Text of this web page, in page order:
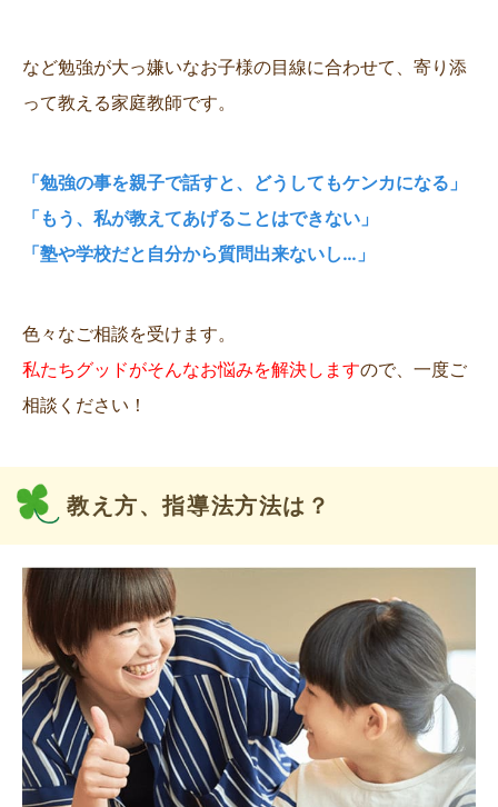
など勉強が大っ嫌いなお子様の目線に合わせて、寄り添
って教える家庭教師です。
「勉強の事を親子で話すと、どうしてもケンカになる」
「もう、私が教えてあげることはできない」
「塾や学校だと自分から質問出来ないし…」
色々なご相談を受けます。
私たちグッドがそんなお悩みを解決しますので、一度ご
相談ください！
教え方、指導法方法は？